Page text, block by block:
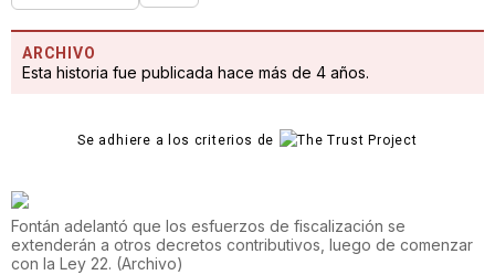
ARCHIVO
Esta historia fue publicada hace más de 4 años.
Se adhiere a los criterios de
Fontán adelantó que los esfuerzos de fiscalización se
extenderán a otros decretos contributivos, luego de comenzar
con la Ley 22. (Archivo)